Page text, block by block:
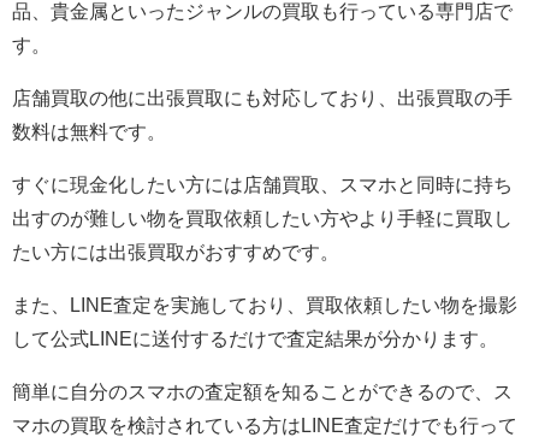
品、貴金属といったジャンルの買取も行っている専門店で
す。
店舗買取の他に出張買取にも対応しており、出張買取の手
数料は無料です。
すぐに現金化したい方には店舗買取、スマホと同時に持ち
出すのが難しい物を買取依頼したい方やより手軽に買取し
たい方には出張買取がおすすめです。
また、LINE査定を実施しており、買取依頼したい物を撮影
して公式LINEに送付するだけで査定結果が分かります。
簡単に自分のスマホの査定額を知ることができるので、ス
マホの買取を検討されている方はLINE査定だけでも行って